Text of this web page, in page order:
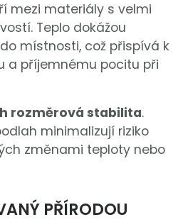
mezi materiály s velmi
Teplo dokážou
místnosti, což přispívá k
a příjemnému pocitu při
rozměrová stabilita.
minimalizují riziko
změnami teploty nebo
PŘÍRODOU